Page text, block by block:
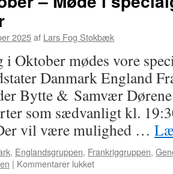
Foredrag
2025af Lars Fog Stokbæk
i Oktober mødes vore
Danmark England
Bytte & Samvær
som sædvanligt kl.
vil være mulighed …
, Englandsgruppen, Frankriggruppen,
| Kommentarer lukkettil